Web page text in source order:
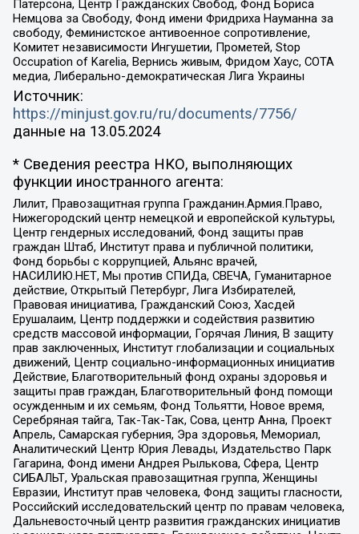
Патерсона, Центр Гражданских Свобод, Фонд Бориса
Немцова за Свободу, Фонд имени Фридриха Науманна за
свободу, Феминистское антивоенное сопротивление,
Комитет независимости Ингушетии, Прометей, Stop
Occupation of Karelia, Вернись живым, Фридом Хаус, СОТА
медиа, Либерально-демократическая Лига Украины
Источник:
https://minjust.gov.ru/ru/documents/7756/
данные на 13.05.2024
* Сведения реестра НКО, выполняющих
функции иностранного агента:
Лилит, Правозащитная группа Гражданин.Армия.Право,
Нижегородский центр немецкой и европейской культуры,
Центр гендерных исследований, Фонд защиты прав
граждан Штаб, Институт права и публичной политики,
Фонд борьбы с коррупцией, Альянс врачей,
НАСИЛИЮ.НЕТ, Мы против СПИДа, СВЕЧА, Гуманитарное
действие, Открытый Петербург, Лига Избирателей,
Правовая инициатива, Гражданский Союз, Хасдей
Ерушалаим, Центр поддержки и содействия развитию
средств массовой информации, Горячая Линия, В защиту
прав заключенных, Институт глобализации и социальных
движений, Центр социально-информационных инициатив
Действие, Благотворительный фонд охраны здоровья и
защиты прав граждан, Благотворительный фонд помощи
осужденным и их семьям, Фонд Тольятти, Новое время,
Серебряная тайга, Так-Так-Так, Сова, центр Анна, Проект
Апрель, Самарская губерния, Эра здоровья, Мемориал,
Аналитический Центр Юрия Левады, Издательство Парк
Гагарина, Фонд имени Андрея Рылькова, Сфера, Центр
СИБАЛЬТ, Уральская правозащитная группа, Женщины
Евразии, Институт прав человека, Фонд защиты гласности,
Российский исследовательский центр по правам человека,
Дальневосточный центр развития гражданских инициатив